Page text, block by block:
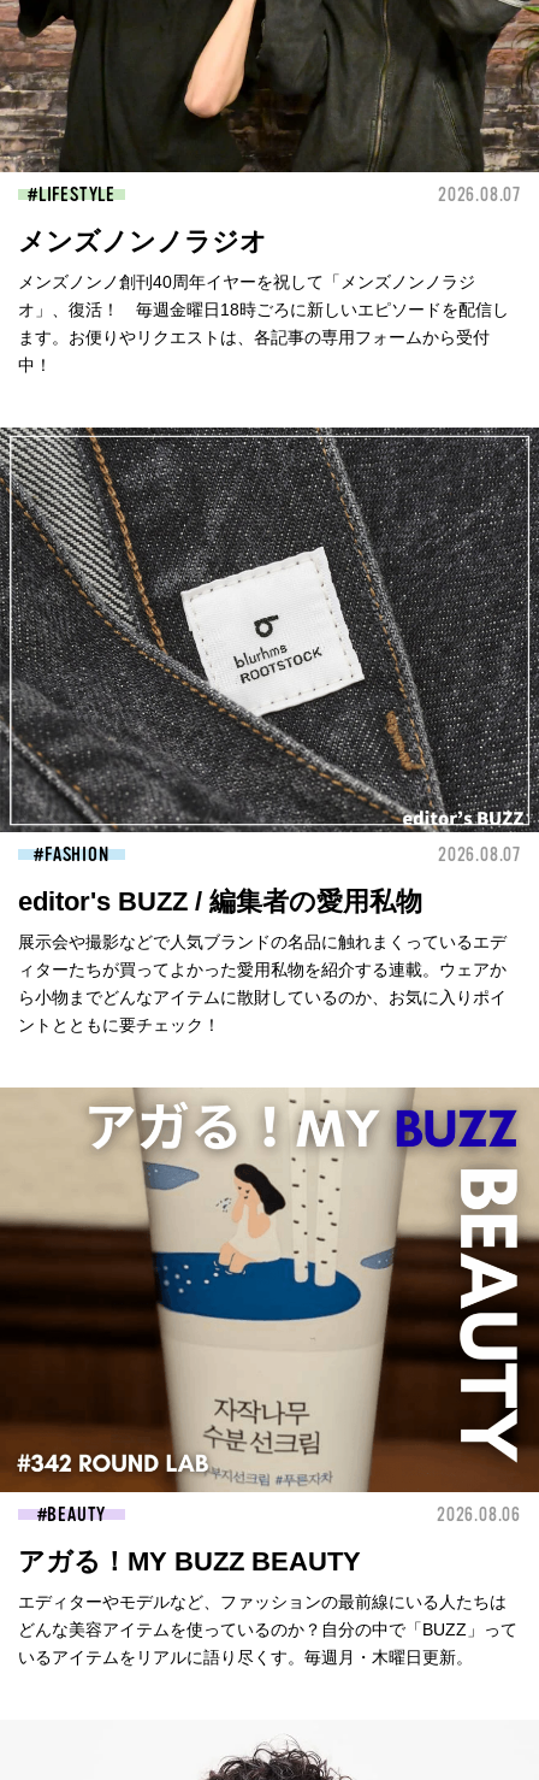
LIFESTYLE 2026.08.07
メンズノンノラジオ
メンズノンノ創刊40周年イヤーを祝して「メンズノンノラジ
オ」、復活！ 毎週金曜日18時ごろに新しいエピソードを配信し
ます。お便りやリクエストは、各記事の専用フォームから受付
中！
FASHION 2026.08.07
editor's BUZZ / 編集者の愛用私物
展示会や撮影などで人気ブランドの名品に触れまくっているエデ
ィターたちが買ってよかった愛用私物を紹介する連載。ウェアか
ら小物までどんなアイテムに散財しているのか、お気に入りポイ
ントとともに要チェック！
BEAUTY 2026.08.06
アガる！MY BUZZ BEAUTY
エディターやモデルなど、ファッションの最前線にいる人たちは
どんな美容アイテムを使っているのか？自分の中で「BUZZ」って
いるアイテムをリアルに語り尽くす。毎週月・木曜日更新。